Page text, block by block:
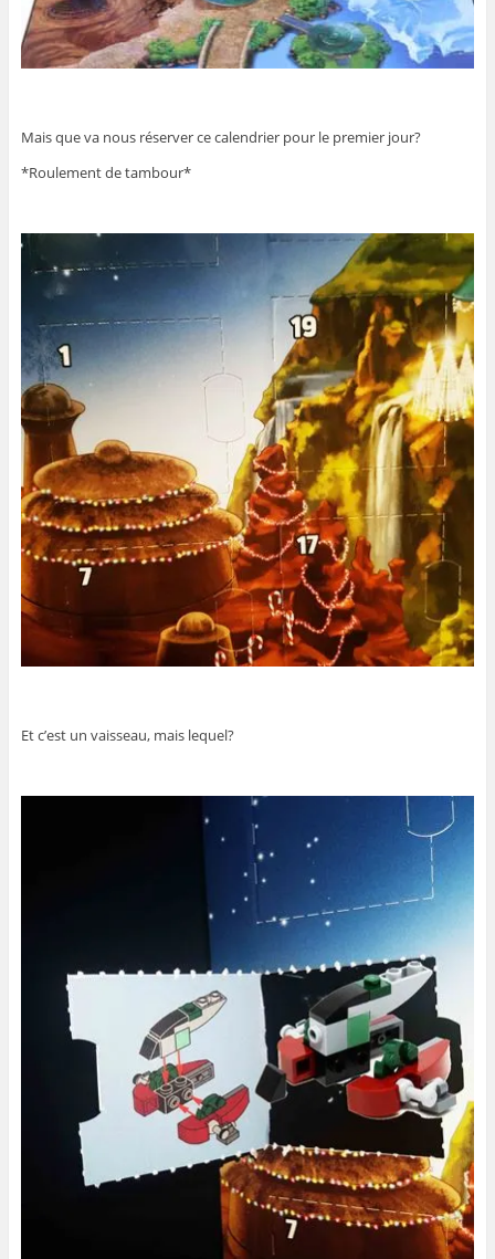
Mais que va nous réserver ce calendrier pour le premier jour?
*Roulement de tambour*
Et c’est un vaisseau, mais lequel?